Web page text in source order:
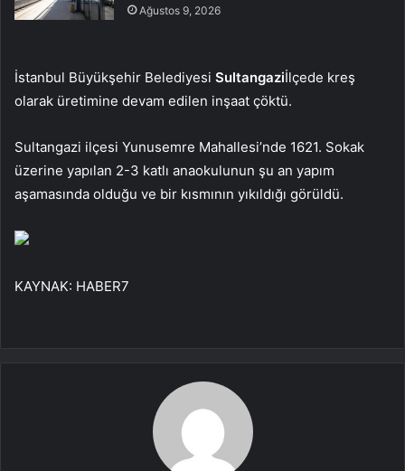
Ağustos 9, 2026
İstanbul Büyükşehir Belediyesi Sultangaziİlçede kreş
olarak üretimine devam edilen inşaat çöktü.
Sultangazi ilçesi Yunusemre Mahallesi’nde 1621. Sokak
üzerine yapılan 2-3 katlı anaokulunun şu an yapım
aşamasında olduğu ve bir kısmının yıkıldığı görüldü.
KAYNAK: HABER7